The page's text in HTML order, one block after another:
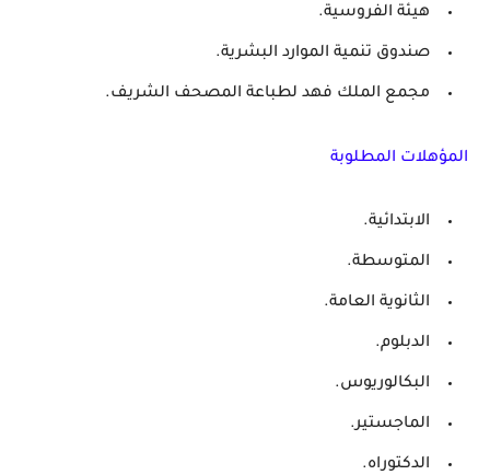
هيئة الفروسية.
صندوق تنمية الموارد البشرية.
مجمع الملك فهد لطباعة المصحف الشريف.
المؤهلات المطلوبة
الابتدائية.
المتوسطة.
الثانوية العامة.
الدبلوم.
البكالوريوس.
الماجستير.
الدكتوراه.